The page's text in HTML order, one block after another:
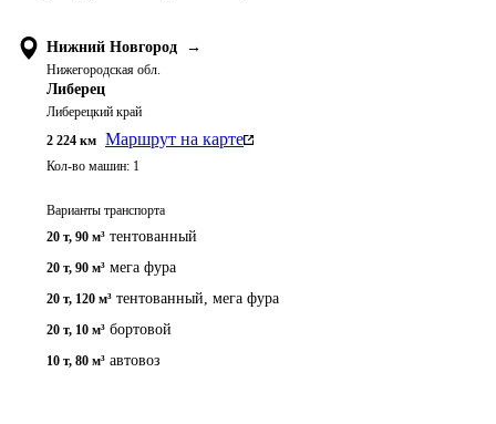
Нижний Новгород →
Нижегородская обл.
Либерец
Либерецкий край
2 224 км Маршрут на карте
Кол-во машин: 1
Варианты транспорта
20 т, 90 м³ тентованный
20 т, 90 м³ мега фура
20 т, 120 м³ тентованный, мега фура
20 т, 10 м³ бортовой
10 т, 80 м³ автовоз